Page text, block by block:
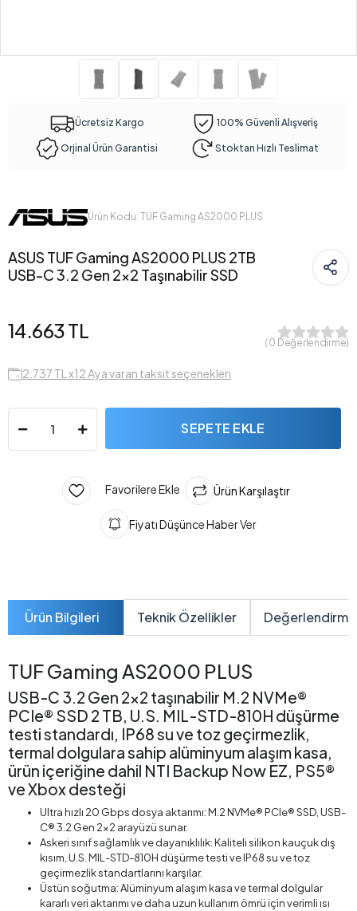
Ücretsiz Kargo 100% Güvenli Alışveriş
Orjinal Ürün Garantisi Stoktan Hızlı Teslimat
Ürün Kodu: TUF Gaming AS2000 PLUS
ASUS TUF Gaming AS2000 PLUS 2TB
USB-C 3.2 Gen 2x2 Taşınabilir SSD
14.663 TL
( 0 Değerlendirme)
2.737 TL x12 Aya varan taksit seçenekleri
SEPETE EKLE
Favorilere Ekle Ürün Karşılaştır
Fiyatı Düşünce Haber Ver
Ürün Bilgileri Teknik Özellikler
TUF Gaming AS2000 PLUS
USB-C 3.2 Gen 2x2 taşınabilir M.2 NVMe®
PCIe® SSD 2 TB, U.S. MIL-STD-810H düşürme
testi standardı, IP68 su ve toz geçirmezlik,
termal dolgulara sahip alüminyum alaşım kasa,
ürün içeriğine dahil NTI Backup Now EZ, PS5®
ve Xbox desteği
Ultra hızlı 20 Gbps dosya aktarımı: M.2 NVMe® PCIe® SSD, USB-
C® 3.2 Gen 2x2 arayüzü sunar.
Askeri sınıf sağlamlık ve dayanıklılık: Kaliteli silikon kauçuk dış
kısım, U.S. MIL-STD-810H düşürme testi ve IP68 su ve toz
geçirmezlik standartlarını karşılar.
Üstün soğutma: Alüminyum alaşım kasa ve termal dolgular
kararlı veri aktarımı ve daha uzun kullanım ömrü için verimli ısı